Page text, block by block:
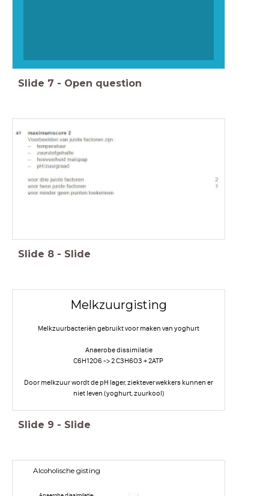
Slide 7 - Open question
Slide 8 - Slide
Melkzuurgisting
Melkzuurbacteriën gebruikt voor maken van yoghurt
Anaerobe dissimilatie
C6H12O6 -> 2 C3H6O3 + 2ATP
Door melkzuur wordt de pH lager, ziekteverwekkers kunnen er
niet leven (yoghurt, zuurkool)
Slide 9 - Slide
Alcoholische gisting